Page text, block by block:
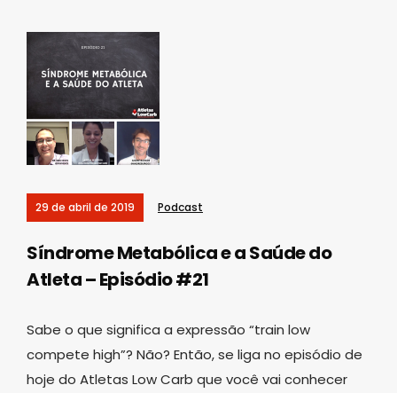
29 de abril de 2019 Podcast
Síndrome Metabólica e a Saúde do
Atleta – Episódio #21
Sabe o que significa a expressão “train low
compete high”? Não? Então, se liga no episódio de
hoje do Atletas Low Carb que você vai conhecer